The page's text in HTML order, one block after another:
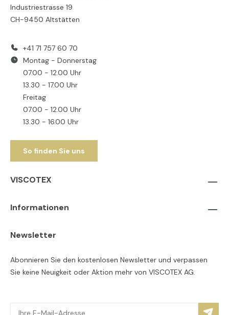
Industriestrasse 19
CH-9450 Altstätten
+41 71 757 60 70
Montag - Donnerstag
07.00 - 12.00 Uhr
13.30 - 17.00 Uhr
Freitag
07.00 - 12.00 Uhr
13.30 - 16.00 Uhr
So finden Sie uns
VISCOTEX
Informationen
Newsletter
Abonnieren Sie den kostenlosen Newsletter und verpassen
Sie keine Neuigkeit oder Aktion mehr von VISCOTEX AG.